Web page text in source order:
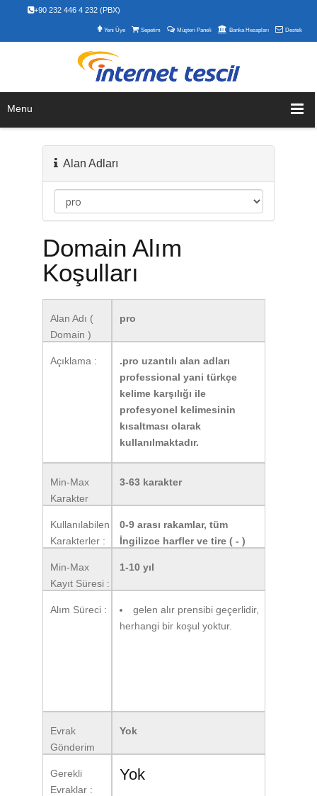
+90 232 446 4 232 (PBX)
Yeni Üye Sepetim Müşteri Paneli Banka Hesapları Destek
Menu
Alan Adları
Domain Alım
Koşulları
Alan Adı (
Domain )
pro
Açıklama :
.pro uzantılı alan adları
professional yani türkçe
kelime karşılığı ile
profesyonel kelimesinin
kısaltması olarak
kullanılmaktadır.
Min-Max
Karakter
3-63 karakter
Kullanılabilen
Karakterler :
0-9 arası rakamlar, tüm
İngilizce harfler ve tire ( - )
Min-Max
Kayıt Süresi :
1-10 yıl
Alım Süreci :
gelen alır prensibi geçerlidir,
herhangi bir koşul yoktur.
Evrak
Gönderim
Yok
Gerekli
Evraklar :
Yok